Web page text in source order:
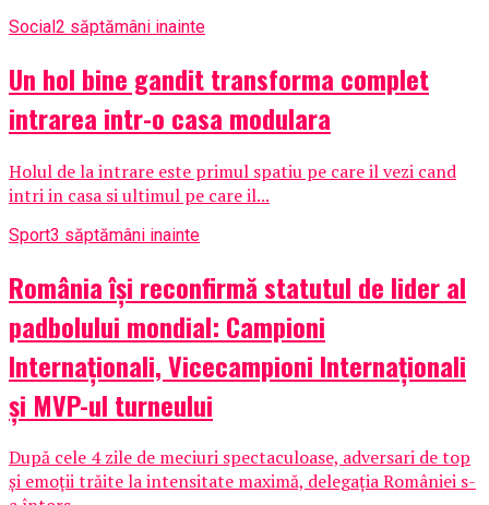
Social2 săptămâni inainte
Un hol bine gandit transforma complet
intrarea intr-o casa modulara
Holul de la intrare este primul spatiu pe care il vezi cand
intri in casa si ultimul pe care il...
Sport3 săptămâni inainte
România își reconfirmă statutul de lider al
padbolului mondial: Campioni
Internaționali, Vicecampioni Internaționali
și MVP-ul turneului
După cele 4 zile de meciuri spectaculoase, adversari de top
și emoții trăite la intensitate maximă, delegația României s-